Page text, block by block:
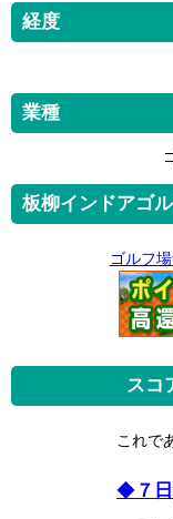
経度
業種
板柳インドアゴ
ゴルフ
スコ
これで
◆ ７